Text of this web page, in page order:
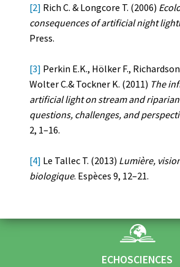
[2] Rich C. & Longcore T. (2006)
consequences of artificial night
Press.
[3] Perkin E.K., Hölker F., Richardson
Wolter C.& Tockner K. (2011) The
artificial light on stream and
questions, challenges, and
2, 1–16.
[4] Le Tallec T. (2013) Lumière,
biologique. Espèces 9, 12–21.
ECHOSCIENCES